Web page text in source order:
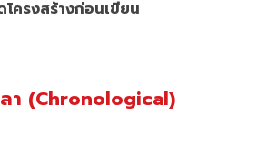
โครงสร้างก่อนเขียน
ลา (Chronological)